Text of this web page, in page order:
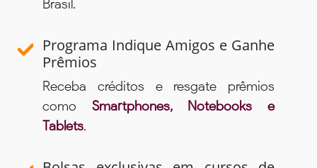
Brasil.
Programa Indique Amigos e Ganhe
Prêmios
Receba créditos e resgate prêmios
como Smartphones, Notebooks e
Tablets.